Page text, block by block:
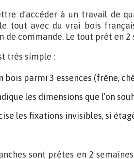
d’accéder à un travail de
tout avec du vrai bois
de commande. Le tout prêt en 2
très simple :
bois parmi 3 essences (frêne,
les dimensions que l’on
les fixations invisibles, si
sont prêtes en 2